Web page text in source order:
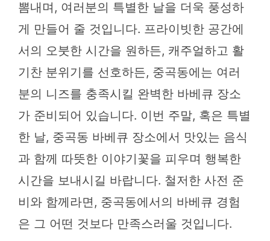
뽐내며, 여러분의 특별한 날을 더욱 풍성하
게 만들어 줄 것입니다. 프라이빗한 공간에
서의 오붓한 시간을 원하든, 캐주얼하고 활
기찬 분위기를 선호하든, 중곡동에는 여러
분의 니즈를 충족시킬 완벽한 바베큐 장소
가 준비되어 있습니다. 이번 주말, 혹은 특별
한 날, 중곡동 바베큐 장소에서 맛있는 음식
과 함께 따뜻한 이야기꽃을 피우며 행복한
시간을 보내시길 바랍니다. 철저한 사전 준
비와 함께라면, 중곡동에서의 바베큐 경험
은 그 어떤 것보다 만족스러울 것입니다.